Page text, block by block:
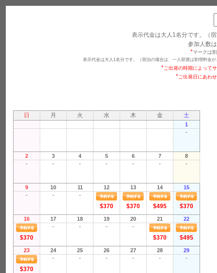
表示代金は大人1名分です。（
参加人数は
*マークは
表示代金は大人1名分です。（宿泊の場合は、一人部屋は割増料金
*ご出発の時期によって
*ご出発日にあわ
日 月 火 水 木 金 土
1
-
2 3 4 5 6 7 8
- - - - - - -
9 10 11 12 13 14 15
- -
-
$370
$370 $495 $370
16 17 18 19 20 21 22
$370
- - -
-
$370
$495
23 24 25 26 27 28 29
$370
- - - - - -